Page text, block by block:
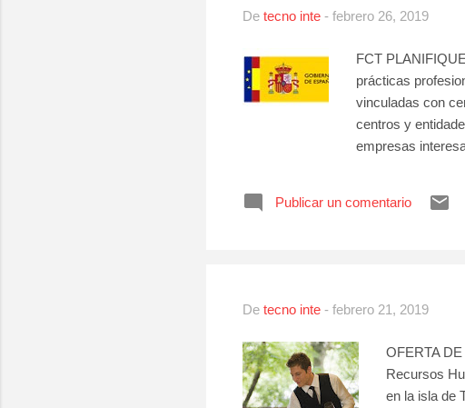
De tecno inte - febrero 26, 2019
FCT
prácticas
vinculadas con
centros y
empresas
Publicar un comentario
De tecno inte - febrero 21, 2019
OFERTA
Recursos
en la isla de